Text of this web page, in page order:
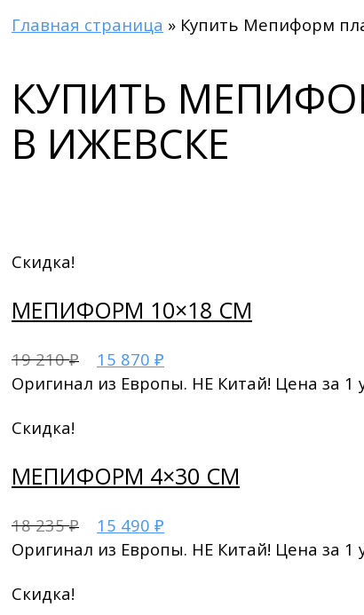
Главная страница » Купить Мепиформ
КУПИТЬ
В ИЖЕВСКЕ
Скидка!
МЕПИФОРМ 10×18 СМ
19 210₽ 15 870 ₽
Оригинал из Европы. НЕ Китай! Цена за 1
Скидка!
МЕПИФОРМ 4×30 СМ
18 235₽ 15 490 ₽
Оригинал из Европы. НЕ Китай! Цена за 1
Скидка!